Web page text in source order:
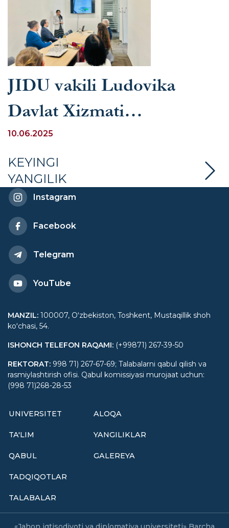
JIDU vakili Ludovika
Davlat Xizmati
Universitetida xalqaro
huquqiy hamkorlikka
bag‘ishlangan ma’ruza
bilan ishtirok etdi
10.06.2025
KEYINGI
YANGILIK
Instagram
Facebook
Telegram
YouTube
MANZIL: 100007, Oʻzbekiston, Toshkent, Mustaqillik shoh
koʻchasi, 54.
ISHONCH TELEFON RAQAMI: (+99871) 267-39-50
REKTORAT: 998 71) 267-67-69; Talabalarni qabul qilish va
rasmiylashtirish ofisi. Qabul komissiyasi murojaat uchun:
(998 71)268-28-53
UNIVERSITET
TA'LIM
QABUL
TADQIQOTLAR
TALABALAR
ALOQA
YANGILIKLAR
GALEREYA